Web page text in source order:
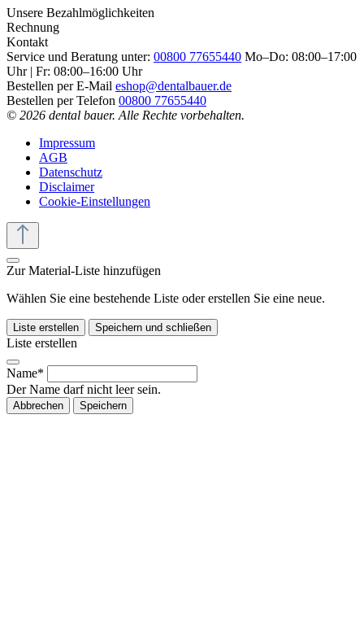
Unsere Bezahlmöglichkeiten
Rechnung
Kontakt
Service und Beratung unter: 00800 77655440 Mo–Do: 08:00–17:00
Uhr | Fr: 08:00–16:00 Uhr
Bestellen per E-Mail eshop@dentalbauer.de
Bestellen per Telefon 00800 77655440
© 2026 dental bauer. Alle Rechte vorbehalten.
Impressum
AGB
Datenschutz
Disclaimer
Cookie-Einstellungen
Zur Material-Liste hinzufügen
Wählen Sie eine bestehende Liste oder erstellen Sie eine neue.
Liste erstellen Speichern und schließen
Liste erstellen
Name*
Der Name darf nicht leer sein.
Abbrechen Speichern